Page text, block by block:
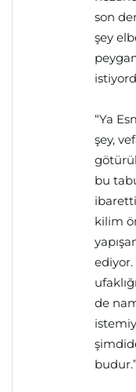
son
şey
“Ya
şey,
bu
kilim
de
budur.”